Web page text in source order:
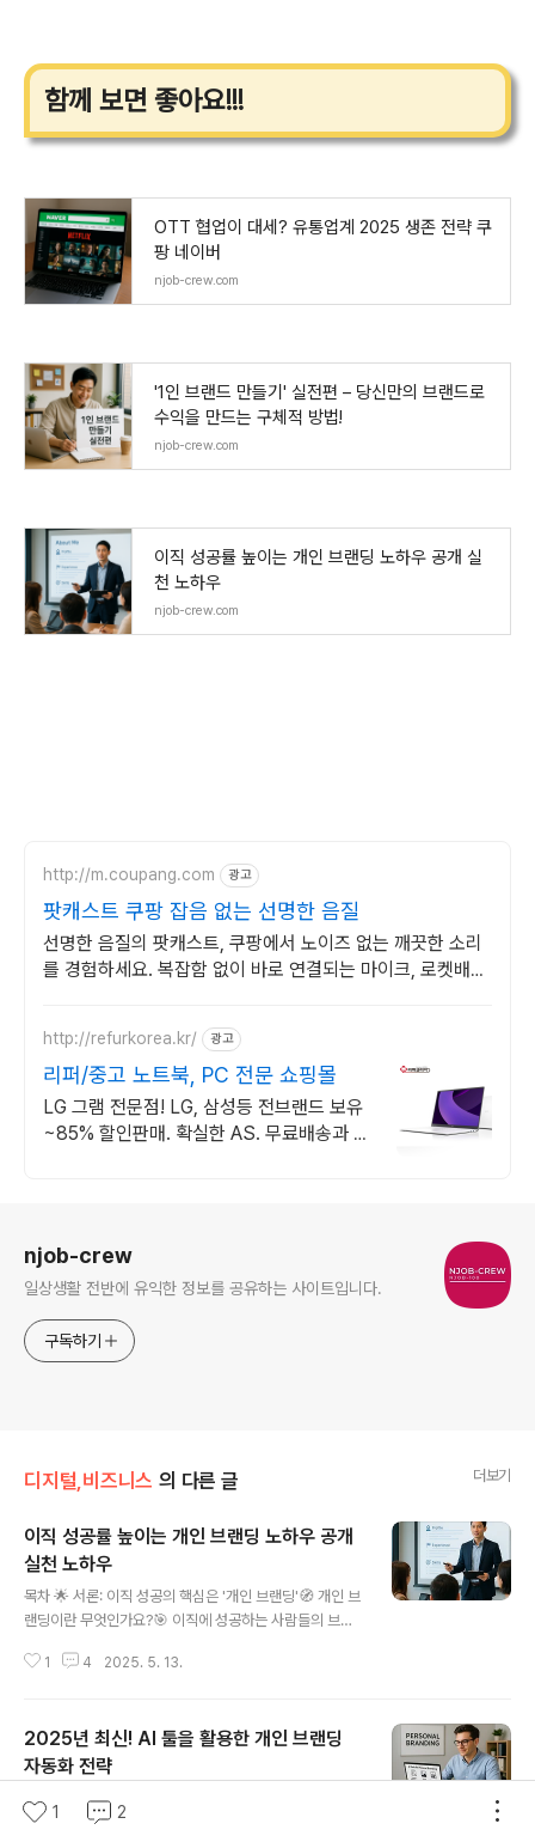
함께 보면 좋아요!!!
OTT 협업이 대세? 유통업계 2025 생존 전략 쿠
팡 네이버
njob-crew.com
'1인 브랜드 만들기' 실전편 – 당신만의 브랜드로
수익을 만드는 구체적 방법!
njob-crew.com
이직 성공률 높이는 개인 브랜딩 노하우 공개 실
천 노하우
njob-crew.com
http://m.coupang.com 광고
팟캐스트 쿠팡 잡음 없는 선명한 음질
선명한 음질의 팟캐스트, 쿠팡에서 노이즈 없는 깨끗한 소리
를 경험하세요. 복잡함 없이 바로 연결되는 마이크, 로켓배송
http://refurkorea.kr/ 광고
리퍼/중고 노트북, PC 전문 쇼핑몰
LG 그램 전문점! LG, 삼성등 전브랜드 보유
~85% 할인판매. 확실한 AS. 무료배송과 사
njob-crew
일상생활 전반에 유익한 정보를 공유하는 사이트입니다.
구독하기
디지털,비즈니스 의 다른 글 더보기
이직 성공률 높이는 개인 브랜딩 노하우 공개
실천 노하우
목차 🌟 서론: 이직 성공의 핵심은 '개인 브랜딩'🧭 개인 브
랜딩이란 무엇인가요?🎯 이직에 성공하는 사람들의 브랜
이직 시 포트폴리오와 자기소개서에 반영하는 법 ✅ 결론:
로는 부족하며, 자신을 ‘브랜드’로 포지셔닝하는 것이 경쟁
력을 높이는 핵심 전략입니다. 기업은 더 이상 이력서만 보
을 종합적으로 평가합니다.이직 성공률을 높이기 위해서는
1 4 2025. 5. 13.
2025년 최신! AI 툴을 활용한 개인 브랜딩
자동화 전략
목차 서론: AI 시대, 개인 브랜딩의 새로운 패러다임콘텐츠
생성 자동화: 글쓰기부터 영상까지시각적 브랜딩 강화: 로
1 2